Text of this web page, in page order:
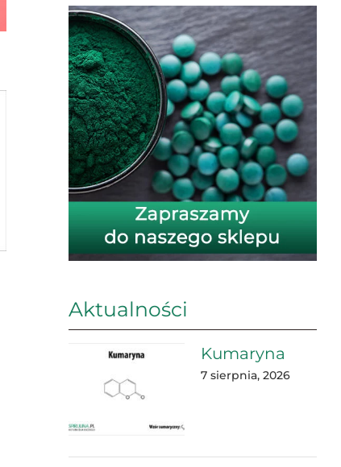
Aktualności
Kumaryna
7 sierpnia, 2026